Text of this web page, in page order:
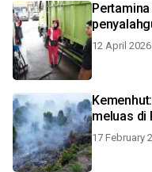
12 April
meluas di
17 February